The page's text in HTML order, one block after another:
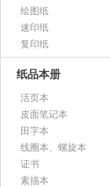
绘图纸
速印纸
复印纸
纸品本册
活页本
皮面笔记本
田字本
线圈本、螺旋本
证书
素描本